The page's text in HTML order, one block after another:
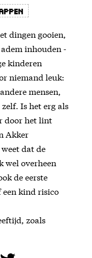
dingen gooien,
inhouden -
kinderen
niemand leuk:
mensen,
Is het erg als
door het lint
Akker
dat de
wel overheen
de eerste
kind risico
zoals